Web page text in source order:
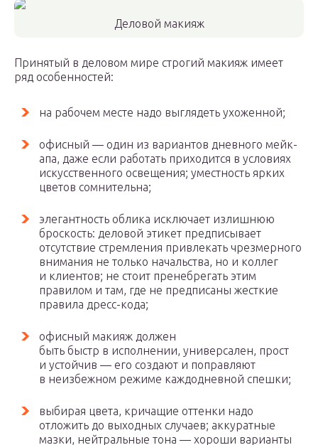
Деловой макияж
Принятый в деловом мире строгий макияж имеет
ряд особенностей:
на рабочем месте надо выглядеть ухоженной;
офисный — один из вариантов дневного мейк-
апа, даже если работать приходится в условиях
искусственного освещения; уместность ярких
цветов сомнительна;
элегантность облика исключает излишнюю
броскость: деловой этикет предписывает
отсутствие стремления привлекать чрезмерного
внимания не только начальства, но и коллег
и клиентов; не стоит пренебрегать этим
правилом и там, где не предписаны жесткие
правила дресс-кода;
офисный макияж должен
быть быстр в исполнении, универсален, прост
и устойчив — его создают и поправляют
в неизбежном режиме каждодневной спешки;
выбирая цвета, кричащие оттенки надо
отложить до выходных случаев; аккуратные
мазки, нейтральные тона — хороши варианты